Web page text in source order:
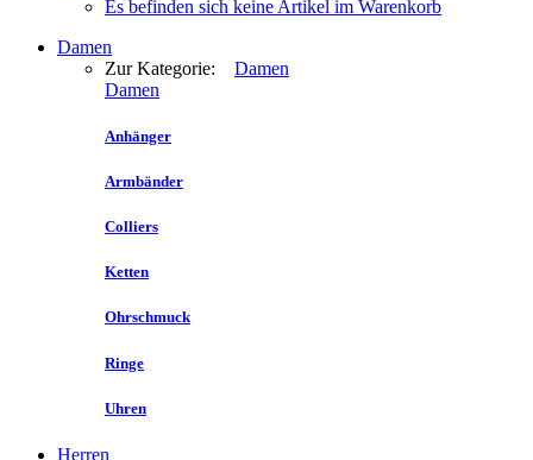
Es befinden sich keine Artikel im Warenkorb
Damen
Zur Kategorie: Damen
Damen
Anhänger
Armbänder
Colliers
Ketten
Ohrschmuck
Ringe
Uhren
Herren